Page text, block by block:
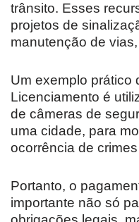
trânsito. Esses
projetos de
manutenção de
Um exemplo prático
Licenciamento é
de câmeras de
uma cidade, para
ocorrência de
Portanto, o
importante não só